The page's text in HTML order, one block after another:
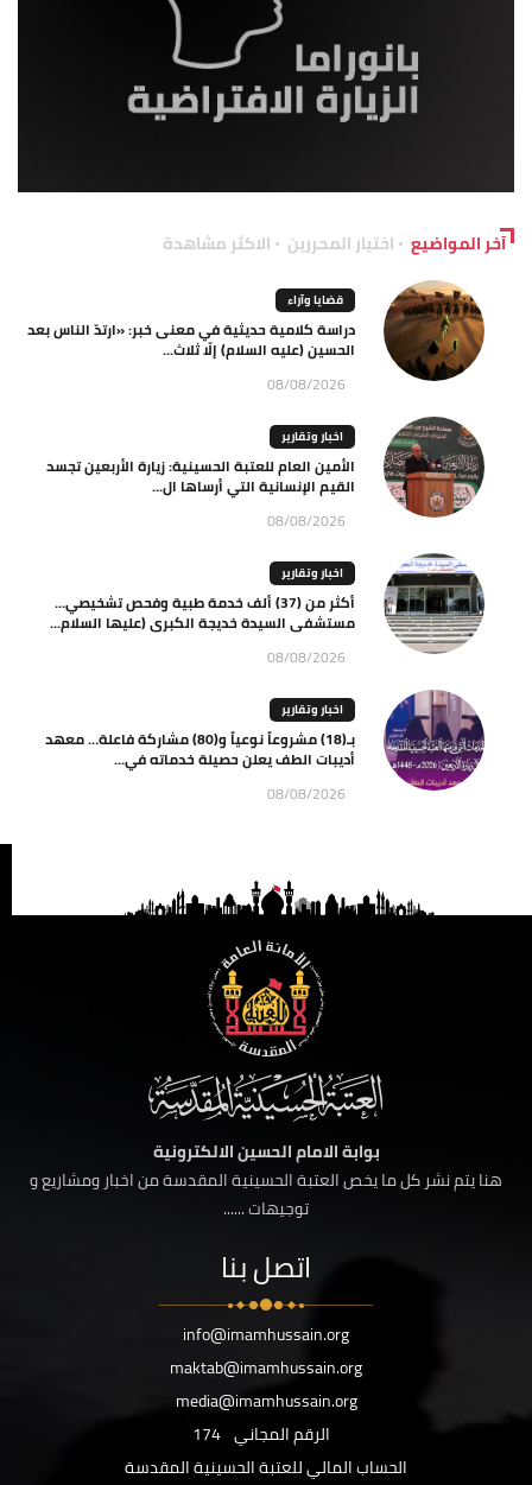
آخر المواضيع اختيار المحررين الاكثر مشاهدة
قضايا وآراء
دراسة كلامية حديثية في معنى خبر: «ارتدّ الناس بعد
الحسين (عليه السلام) إلّا ثلاث...
08/08/2026
اخبار وتقارير
الأمين العام للعتبة الحسينية: زيارة الأربعين تجسد
القيم الإنسانية التي أرساها ال...
08/08/2026
اخبار وتقارير
أكثر من (37) ألف خدمة طبية وفحص تشخيصي…
مستشفى السيدة خديجة الكبرى (عليها السلام...
08/08/2026
اخبار وتقارير
بـ(18) مشروعاً نوعياً و(80) مشاركة فاعلة… معهد
أديبات الطف يعلن حصيلة خدماته في...
08/08/2026
بوابة الامام الحسين الالكترونية
هنا يتم نشر كل ما يخص العتبة الحسينية المقدسة من اخبار ومشاريع و
توجيهات ......
اتصل بنا
info@imamhussain.org
maktab@imamhussain.org
media@imamhussain.org
الرقم المجاني 174
الحساب المالي للعتبة الحسينية المقدسة